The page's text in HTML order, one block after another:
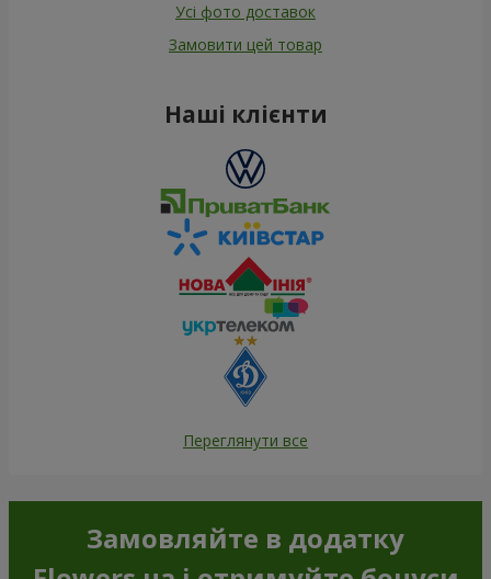
Усі фото доставок
Замовити цей товар
Наші клієнти
Переглянути все
Замовляйте в додатку